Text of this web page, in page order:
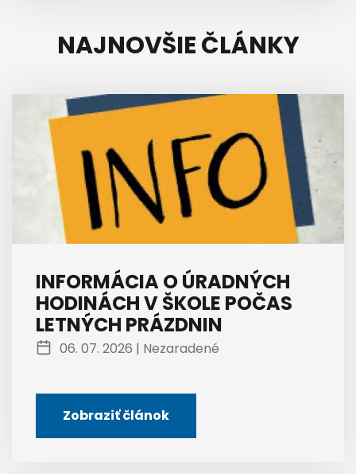
NAJNOVŠIE ČLÁNKY
INFORMÁCIA O ÚRADNÝCH
HODINÁCH V ŠKOLE POČAS
LETNÝCH PRÁZDNIN
06. 07. 2026 | Nezaradené
Zobraziť článok